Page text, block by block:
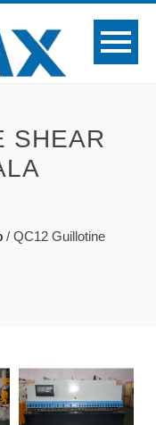
SHEAR
/ QC12 Guillotine